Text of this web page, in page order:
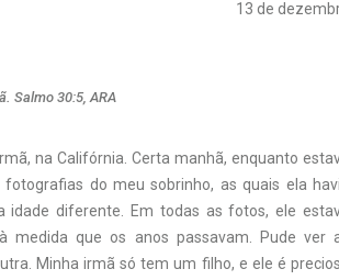
13 de
Salmo 30:5, ARA
na Califórnia. Certa manhã, enquanto
do meu sobrinho, as quais ela
diferente. Em todas as fotos, ele
que os anos passavam. Pude ver
Minha irmã só tem um filho, e ele é